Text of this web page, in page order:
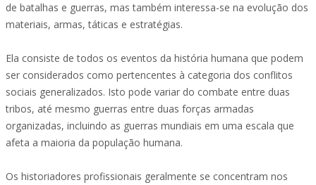
de batalhas e guerras, mas também interessa-se na evolução dos
materiais, armas, táticas e estratégias.
Ela consiste de todos os eventos da história humana que podem
ser considerados como pertencentes à categoria dos conflitos
sociais generalizados. Isto pode variar do combate entre duas
tribos, até mesmo guerras entre duas forças armadas
organizadas, incluindo as guerras mundiais em uma escala que
afeta a maioria da população humana.
Os historiadores profissionais geralmente se concentram nos